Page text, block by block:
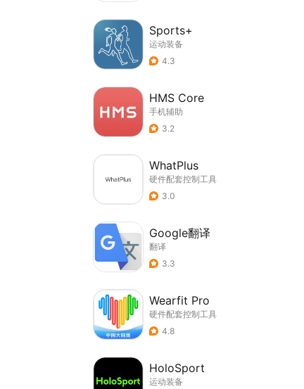
Sports+
运动装备
4.3
HMS Core
手机辅助
3.2
WhatPlus
硬件配套控制工具
3.0
Google翻译
翻译
3.3
Wearfit Pro
硬件配套控制工具
4.8
HoloSport
运动装备